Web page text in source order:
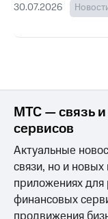
30.07.2026
МТС — связь
сервисов
Актуальные
связи, но и
приложениях
финансовых